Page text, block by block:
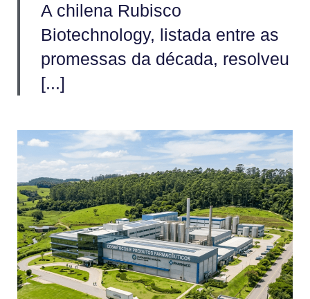
A chilena Rubisco
Biotechnology, listada entre as
promessas da década, resolveu
[...]